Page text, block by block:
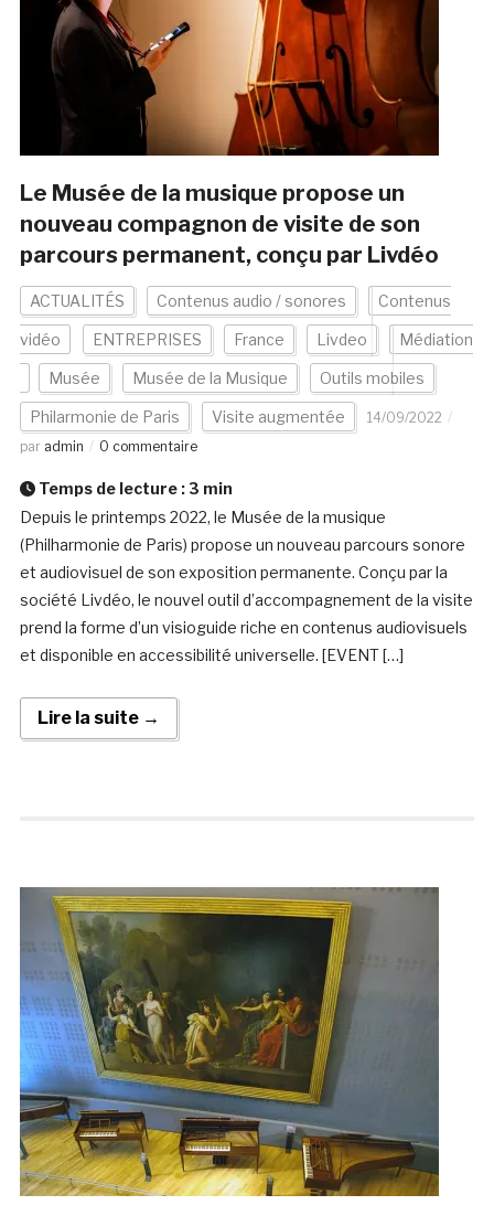
Le Musée de la musique propose un
nouveau compagnon de visite de son
parcours permanent, conçu par Livdéo
ACTUALITÉS Contenus audio / sonores Contenus
vidéo ENTREPRISES France Livdeo Médiation
Musée Musée de la Musique Outils mobiles
Philarmonie de Paris Visite augmentée
14/09/2022
par admin 0 commentaire
Temps de lecture : 3 min
Depuis le printemps 2022, le Musée de la musique
(Philharmonie de Paris) propose un nouveau parcours sonore
et audiovisuel de son exposition permanente. Conçu par la
société Livdéo, le nouvel outil d’accompagnement de la visite
prend la forme d’un visioguide riche en contenus audiovisuels
et disponible en accessibilité universelle. [EVENT […]
Lire la suite →